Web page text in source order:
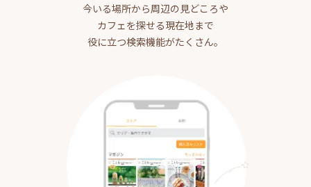
今いる場所から周辺の見どころや
カフェを探せる現在地まで
役に立つ検索機能がたくさん。